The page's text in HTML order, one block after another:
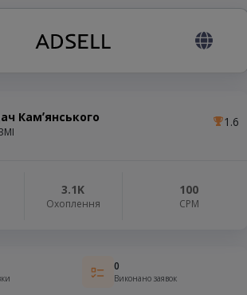
Камʼянського 1.6
3.1K
Охоплення
100
СРМ
0
Виконано заявок